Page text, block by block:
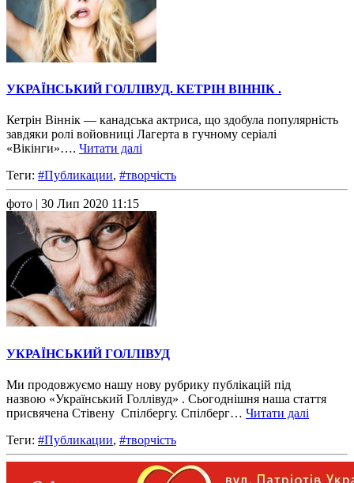
УКРАЇНСЬКИЙ ГОЛЛІВУД. КЕТРІН ВІННІК .
Кетрін Віннік — канадська актриса, що здобула популярність
завдяки ролі войовниці Лагерта в гучному серіалі
«Вікінги»…. Читати далі
Теги: #Публикации, #творчість
фото | 30 Лип 2020 11:15
УКРАЇНСЬКИЙ ГОЛЛІВУД
Ми продовжуємо нашу нову рубрику публікацій під
назвою «Український Голлівуд» . Сьогоднішня наша стаття
присвячена Стівену Спілбергу. Спілберг… Читати далі
Теги: #Публикации, #творчість